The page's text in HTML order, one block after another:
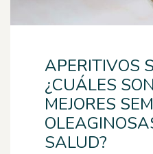
APERITIVOS
¿CUÁLES
MEJORES
SALUD?